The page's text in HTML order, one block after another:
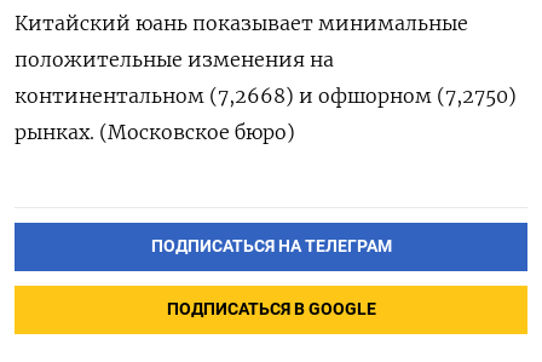
Китайский юань показывает минимальные
положительные изменения на
континентальном (7,2668) и офшорном (7,2750)
рынках. (Московское бюро)
ПОДПИСАТЬСЯ НА ТЕЛЕГРАМ
ПОДПИСАТЬСЯ В GOOGLE